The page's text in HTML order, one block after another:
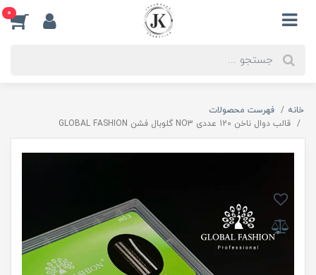
0
خانه
فهرست محصولات
قالب دوال ناخن 120 عددی NO3 گلوبال فشن GLOBAL FASHION